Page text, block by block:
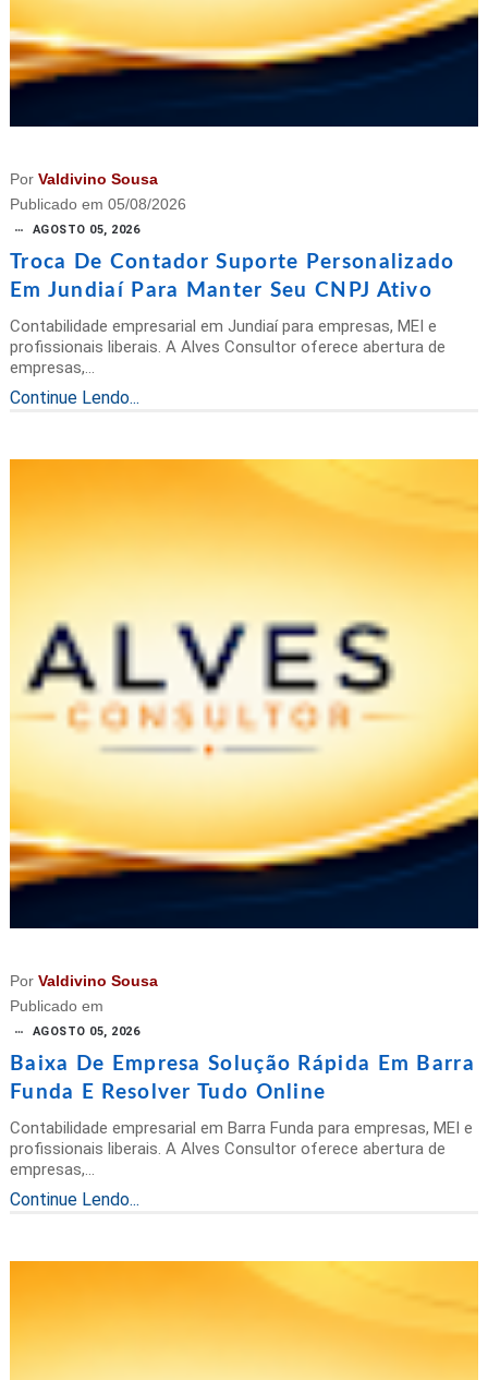
Por Valdivino Sousa
Publicado em 05/08/2026
AGOSTO 05, 2026
Troca De Contador Suporte Personalizado
Em Jundiaí Para Manter Seu CNPJ Ativo
Contabilidade empresarial em Jundiaí para empresas, MEI e
profissionais liberais. A Alves Consultor oferece abertura de
empresas,...
Continue Lendo...
Por Valdivino Sousa
Publicado em
AGOSTO 05, 2026
Baixa De Empresa Solução Rápida Em Barra
Funda E Resolver Tudo Online
Contabilidade empresarial em Barra Funda para empresas, MEI e
profissionais liberais. A Alves Consultor oferece abertura de
empresas,...
Continue Lendo...